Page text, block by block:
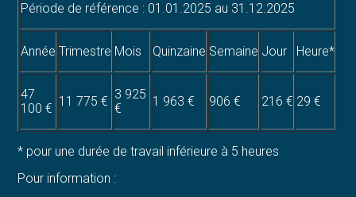
Période de référence : 01.01.2025 au 31.12.2025
Année Trimestre Mois Quinzaine Semaine Jour Heure*
47
100 € 11 775 € 3 925
€
1 963 € 906 € 216 € 29 €
* pour une durée de travail inférieure à 5 heures
Pour information :